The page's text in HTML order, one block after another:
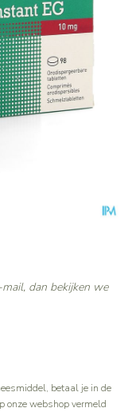
betaal je in de
onze webshop vermeld
dan bekijken we